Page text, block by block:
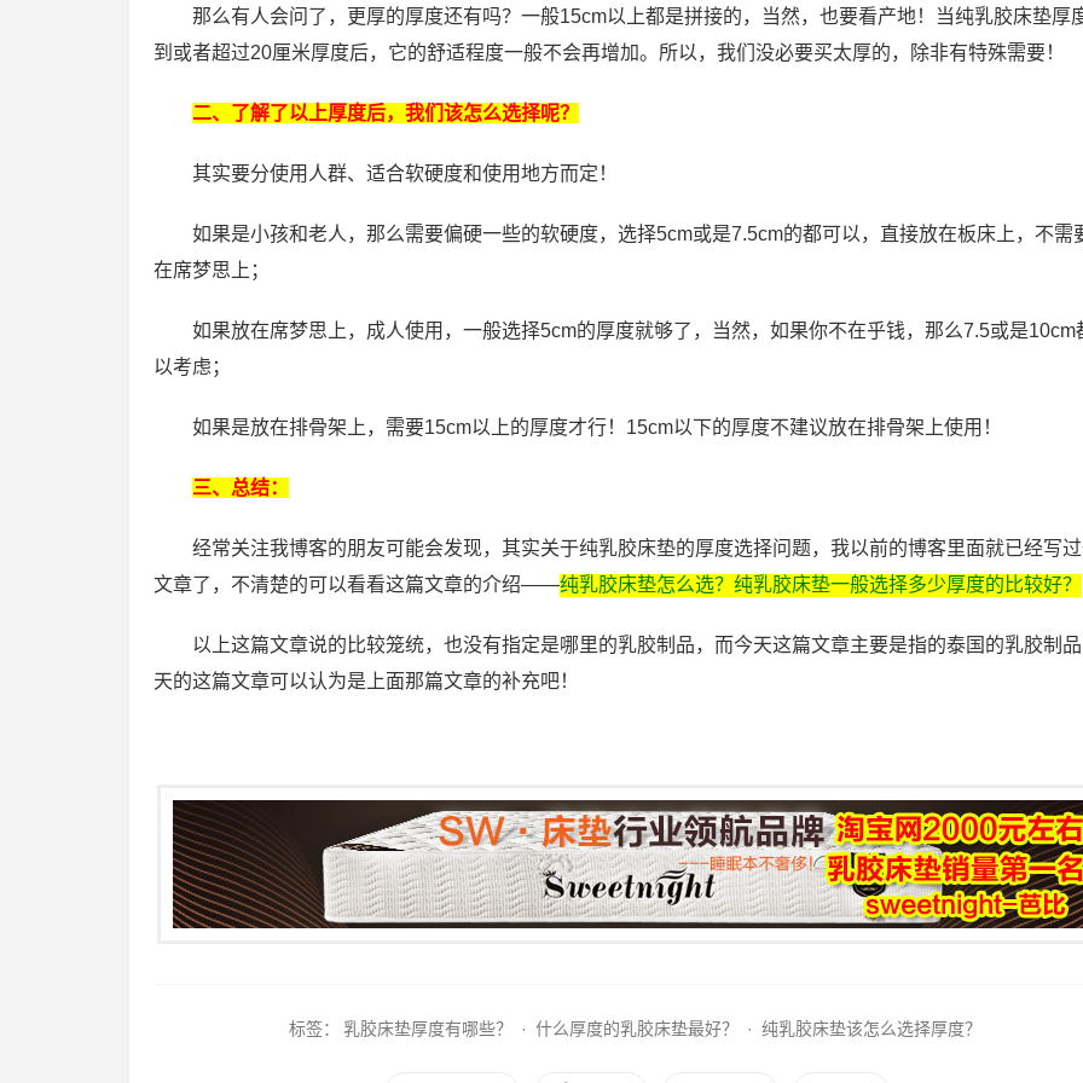
那么有人会问了，更厚的厚度还有吗？一般15cm以上都是拼接的，当然，也要看产地！当纯乳胶床垫厚
到或者超过20厘米厚度后，它的舒适程度一般不会再增加。所以，我们没必要买太厚的，除非有特殊需要！
二、了解了以上厚度后，我们该怎么选择呢？
其实要分使用人群、适合软硬度和使用地方而定！
如果是小孩和老人，那么需要偏硬一些的软硬度，选择5cm或是7.5cm的都可以，直接放在板床上，不需
在席梦思上；
如果放在席梦思上，成人使用，一般选择5cm的厚度就够了，当然，如果你不在乎钱，那么7.5或是10cm
以考虑；
如果是放在排骨架上，需要15cm以上的厚度才行！15cm以下的厚度不建议放在排骨架上使用！
三、总结：
经常关注我博客的朋友可能会发现，其实关于纯乳胶床垫的厚度选择问题，我以前的博客里面就已经写
文章了，不清楚的可以看看这篇文章的介绍——纯乳胶床垫怎么选？纯乳胶床垫一般选择多少厚度的比较好？
以上这篇文章说的比较笼统，也没有指定是哪里的乳胶制品，而今天这篇文章主要是指的泰国的乳胶制
天的这篇文章可以认为是上面那篇文章的补充吧！
标签： 乳胶床垫厚度有哪些？ · 什么厚度的乳胶床垫最好？ · 纯乳胶床垫该怎么选择厚度？